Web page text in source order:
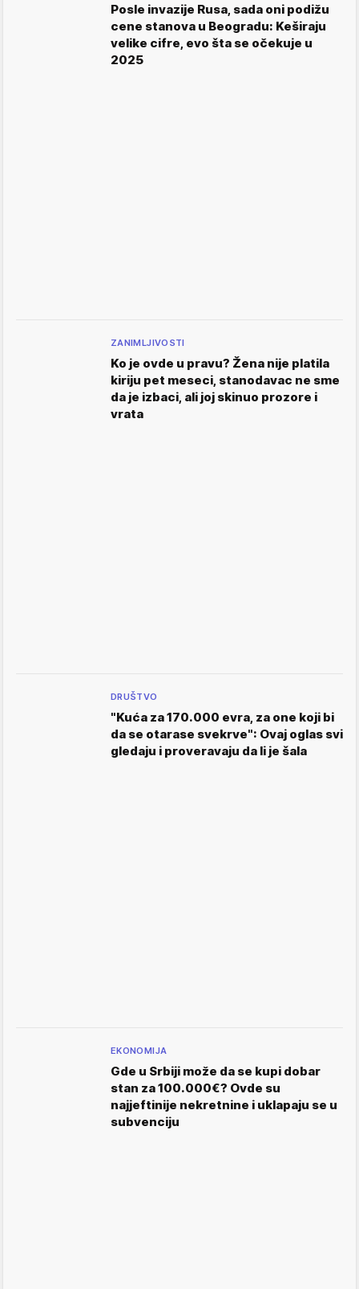
Posle invazije Rusa, sada oni podižu
cene stanova u Beogradu: Keširaju
velike cifre, evo šta se očekuje u
2025
ZANIMLJIVOSTI
Ko je ovde u pravu? Žena nije platila
kiriju pet meseci, stanodavac ne sme
da je izbaci, ali joj skinuo prozore i
vrata
DRUŠTVO
"Kuća za 170.000 evra, za one koji bi
da se otarase svekrve": Ovaj oglas svi
gledaju i proveravaju da li je šala
EKONOMIJA
Gde u Srbiji može da se kupi dobar
stan za 100.000€? Ovde su
najjeftinije nekretnine i uklapaju se u
subvenciju